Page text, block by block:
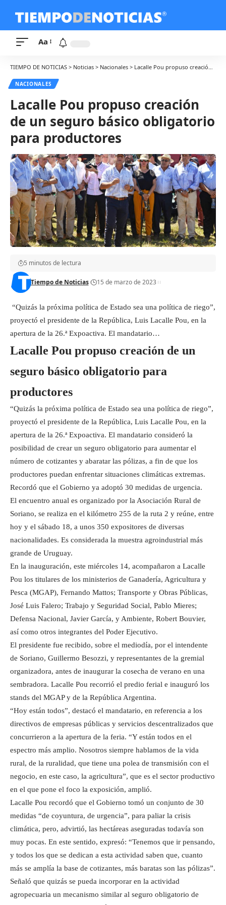
Aa
TIEMPO DE NOTICIAS > Noticias > Nacionales > Lacalle Pou propuso creación de un seguro básico obligatorio para productores
NACIONALES
Lacalle Pou propuso creación
de un seguro básico obligatorio
para productores
Tiempo de Noticias 15 de marzo de 2023
5 minutos de lectura
“Quizás la próxima política de Estado sea una política de riego”,
proyectó el presidente de la República, Luis Lacalle Pou, en la
apertura de la 26.ª Expoactiva. El mandatario…
Lacalle Pou propuso creación de un
seguro básico obligatorio para
productores
“Quizás la próxima política de Estado sea una política de riego”,
proyectó el presidente de la República, Luis Lacalle Pou, en la
apertura de la 26.ª Expoactiva. El mandatario consideró la
posibilidad de crear un seguro obligatorio para aumentar el
número de cotizantes y abaratar las pólizas, a fin de que los
productores puedan enfrentar situaciones climáticas extremas.
Recordó que el Gobierno ya adoptó 30 medidas de urgencia.
El encuentro anual es organizado por la Asociación Rural de
Soriano, se realiza en el kilómetro 255 de la ruta 2 y reúne, entre
hoy y el sábado 18, a unos 350 expositores de diversas
nacionalidades. Es considerada la muestra agroindustrial más
grande de Uruguay.
En la inauguración, este miércoles 14, acompañaron a Lacalle
Pou los titulares de los ministerios de Ganadería, Agricultura y
Pesca (MGAP), Fernando Mattos; Transporte y Obras Públicas,
José Luis Falero; Trabajo y Seguridad Social, Pablo Mieres;
Defensa Nacional, Javier García, y Ambiente, Robert Bouvier,
así como otros integrantes del Poder Ejecutivo.
El presidente fue recibido, sobre el mediodía, por el intendente
de Soriano, Guillermo Besozzi, y representantes de la gremial
organizadora, antes de inaugurar la cosecha de verano en una
sembradora. Lacalle Pou recorrió el predio ferial e inauguró los
stands del MGAP y de la República Argentina.
“Hoy están todos”, destacó el mandatario, en referencia a los
directivos de empresas públicas y servicios descentralizados que
concurrieron a la apertura de la feria. “Y están todos en el
espectro más amplio. Nosotros siempre hablamos de la vida
rural, de la ruralidad, que tiene una polea de transmisión con el
negocio, en este caso, la agricultura”, que es el sector productivo
en el que pone el foco la exposición, amplió.
Lacalle Pou recordó que el Gobierno tomó un conjunto de 30
medidas “de coyuntura, de urgencia”, para paliar la crisis
climática, pero, advirtió, las hectáreas aseguradas todavía son
muy pocas. En este sentido, expresó: “Tenemos que ir pensando,
y todos los que se dedican a esta actividad saben que, cuanto
más se amplía la base de cotizantes, más baratas son las pólizas”.
Señaló que quizás se pueda incorporar en la actividad
agropecuaria un mecanismo similar al seguro obligatorio de